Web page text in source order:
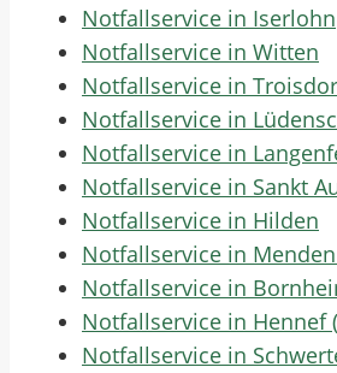
Notfallservice in Iserlohn
Notfallservice in Witten
Notfallservice in
Notfallservice in
Notfallservice in
Notfallservice in Sankt
Notfallservice in Hilden
Notfallservice in
Notfallservice in
Notfallservice in Hennef
Notfallservice in